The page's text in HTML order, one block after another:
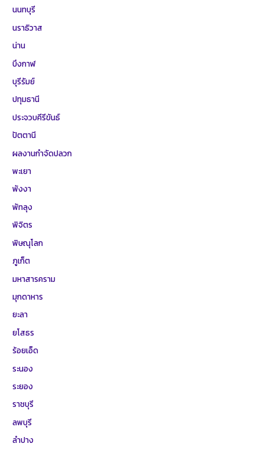
นนทบุรี
นราธิวาส
น่าน
บึงกาฬ
บุรีรัมย์
ปทุมธานี
ประจวบคีรีขันธ์
ปัตตานี
ผลงานกำจัดปลวก
พะเยา
พังงา
พัทลุง
พิจิตร
พิษณุโลก
ภูเก็ต
มหาสารคราม
มุกดาหาร
ยะลา
ยโสธร
ร้อยเอ็ด
ระนอง
ระยอง
ราชบุรี
ลพบุรี
ลำปาง